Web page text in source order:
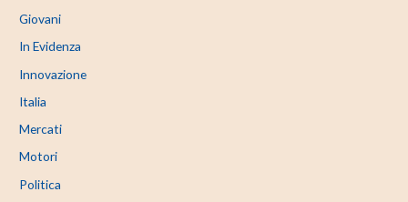
Giovani
In Evidenza
Innovazione
Italia
Mercati
Motori
Politica